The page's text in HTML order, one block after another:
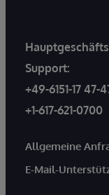
Support:
+49-6151-17 47-
+1-617-621-0700
Allgemeine
E-Mail-